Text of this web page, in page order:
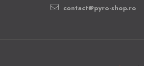
contact@pyro-shop.ro